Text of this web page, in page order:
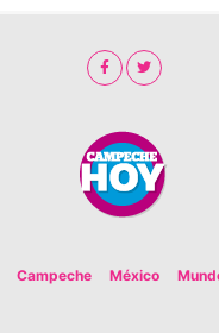
Campeche México